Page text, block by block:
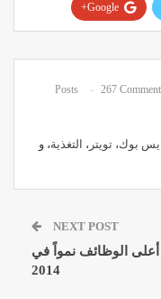
Google+
267
بوك، تويتر ، التغذية، و
NEXT POST
أعلى الوظائف نمواً في
2014